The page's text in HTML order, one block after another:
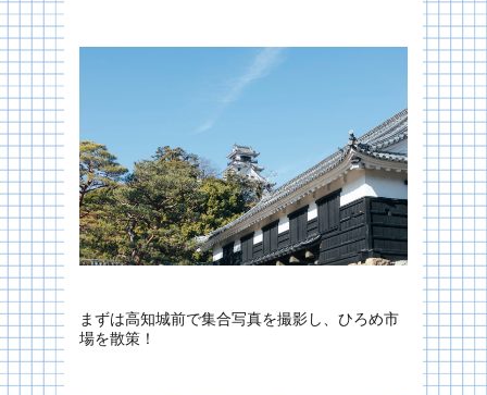
まずは高知城前で集合写真を撮影し、ひろめ市
場を散策！